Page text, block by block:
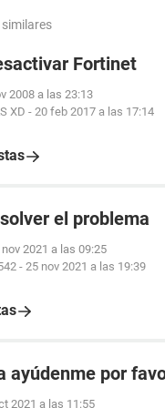
Fortinet
2008 a las 23:13
XD - 20 feb 2017 a las 17:14
el problema
2021 a las 09:25
- 25 nov 2021 a las 19:39
ayúdenme por
2021 a las 11:55